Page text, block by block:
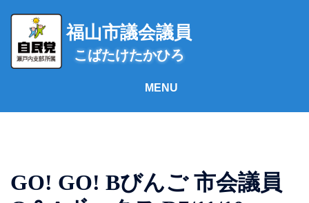
ス
福山市議会議員
こばたけたかひろ
GO! GO! Bびんご 市会議員